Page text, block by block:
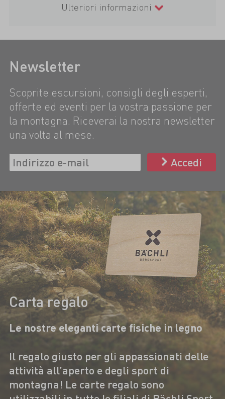
Ulteriori informazioni
Newsletter
Scoprite escursioni, consigli degli esperti,
offerte ed eventi per la vostra passione per
la montagna. Riceverai la nostra newsletter
una volta al mese.
Accedi
Carta regalo
Le nostre eleganti carte fisiche in legno
Il regalo giusto per gli appassionati delle
attività all’aperto e degli sport di
montagna! Le carte regalo sono